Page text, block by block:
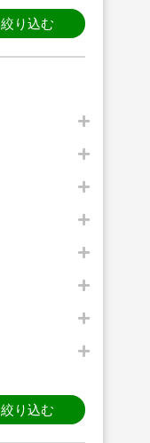
絞り込む
絞り込む